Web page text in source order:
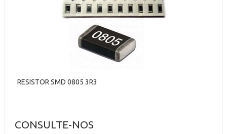
RESISTOR SMD 0805 3R3
CONSULTE-NOS